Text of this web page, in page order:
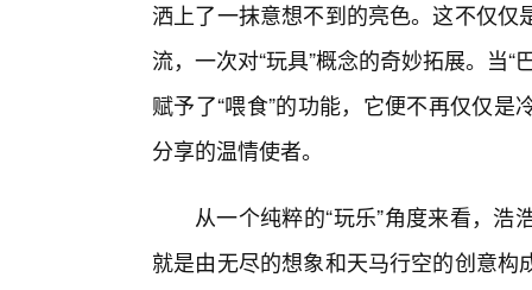
洒上了一抹意想不到的亮色。这不仅
流，一次对“玩具”概念的奇妙拓展。当
赋予了“喂食”的功能，它便不再仅仅
分享的温情使者。
从一个纯粹的“玩乐”角度来看，
就是由无尽的想象和天马行空的创意